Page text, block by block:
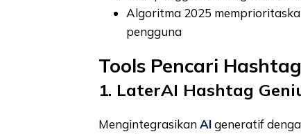
Algoritma 2025
pengguna
Tools Pencari
1. LaterAI Hashtag
MengintegrasikanAIgeneratif